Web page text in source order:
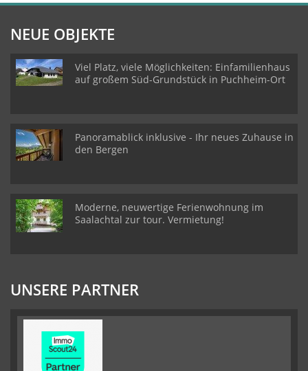
NEUE OBJEKTE
Viel Platz, viele Möglichkeiten: Einfamilienhaus
auf großem Süd-Grundstück in Puchheim-Ort
Panoramablick inklusive - Ihr neues Zuhause in
den Bergen
Moderne, neuwertige Ferienwohnung im
Saalachtal zur tour. Vermietung!
UNSERE PARTNER